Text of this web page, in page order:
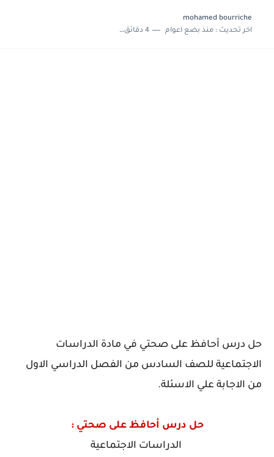
mohamed bourriche
اخر تحديث :منذ بضع اعوام 4 دقائق للقراءة
حل درس أحافظ على صحتي في مادة الدراسات
الاجتماعية للصف السادس من الفصل الدراسي الاول
من الاجابة علي الاسئلة.
حل درس أحافظ على صحتي :
الدراسات الاجتماعية